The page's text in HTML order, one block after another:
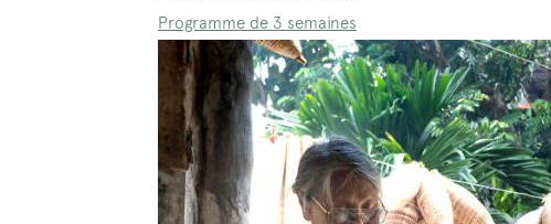
Programme de 3 semaines